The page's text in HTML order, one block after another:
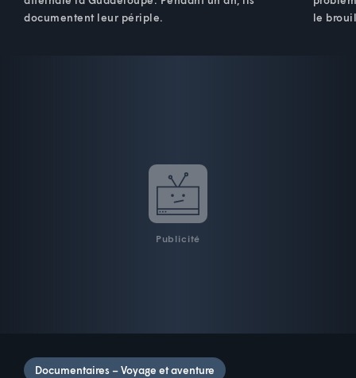
documentent leur périple.
le
Publicité
Documentaires – Voyage et aventure